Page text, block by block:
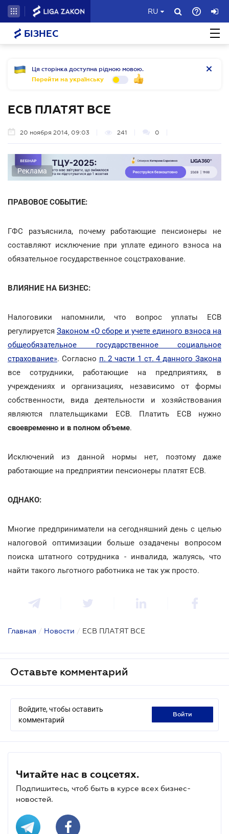
RU
БІЗНЕС
Ця сторінка доступна рідною мовою.
Перейти на українську
ЕСВ ПЛАТЯТ ВСЕ
20 ноября 2014, 09:03 241 0
Реклама
ПРАВОВОЕ СОБЫТИЕ:
ГФС разъяснила, почему работающие пенсионеры не
составляют исключение при уплате единого взноса на
обязательное государственное соцстрахование.
ВЛИЯНИЕ НА БИЗНЕС:
Налоговики напомнили, что вопрос уплаты ЕСВ
регулируется Законом «О сборе и учете единого взноса на
общеобязательное государственное социальное
страхование». Согласно п. 2 части 1 ст. 4 данного Закона
все сотрудники, работающие на предприятиях, в
учреждениях и организациях, независимо от формы
собственности, вида деятельности и хозяйствования
являются плательщиками ЕСВ. Платить ЕСВ нужно
своевременно и в полном объеме.
Исключений из данной нормы нет, поэтому даже
работающие на предприятии пенсионеры платят ЕСВ.
ОДНАКО:
Многие предприниматели на сегодняшний день с целью
налоговой оптимизации больше озадачены вопросом
поиска штатного сотрудника - инвалида, жалуясь, что
найти такого льготного работника не так уж просто.
Главная / Новости / ЕСВ ПЛАТЯТ ВСЕ
Оставьте комментарий
Войдите, чтобы оставить
комментарий
войти
Читайте нас в соцсетях.
Подпишитесь, чтоб быть в курсе всех бизнес-
новостей.